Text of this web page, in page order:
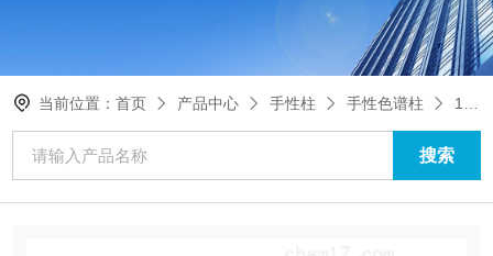
当前位置：首页 产品中心 手性柱 手性色谱柱 19337CHIRALPAK AD-H手性柱5μm 10*20mm